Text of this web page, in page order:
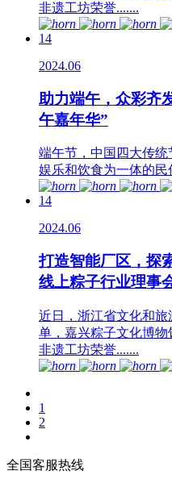
非遗工坊荣誉.......
14
2024.06
助力端午，众彩齐
午嘉年华”
端午节，中国四大传
娱乐和饮食为一体的民
14
2024.06
打造智能厂区，探
线上粽子行业理事
近日，浙江省文化和旅
单，嘉兴粽子文化博物
非遗工坊荣誉.......
1
2
全国客服热线